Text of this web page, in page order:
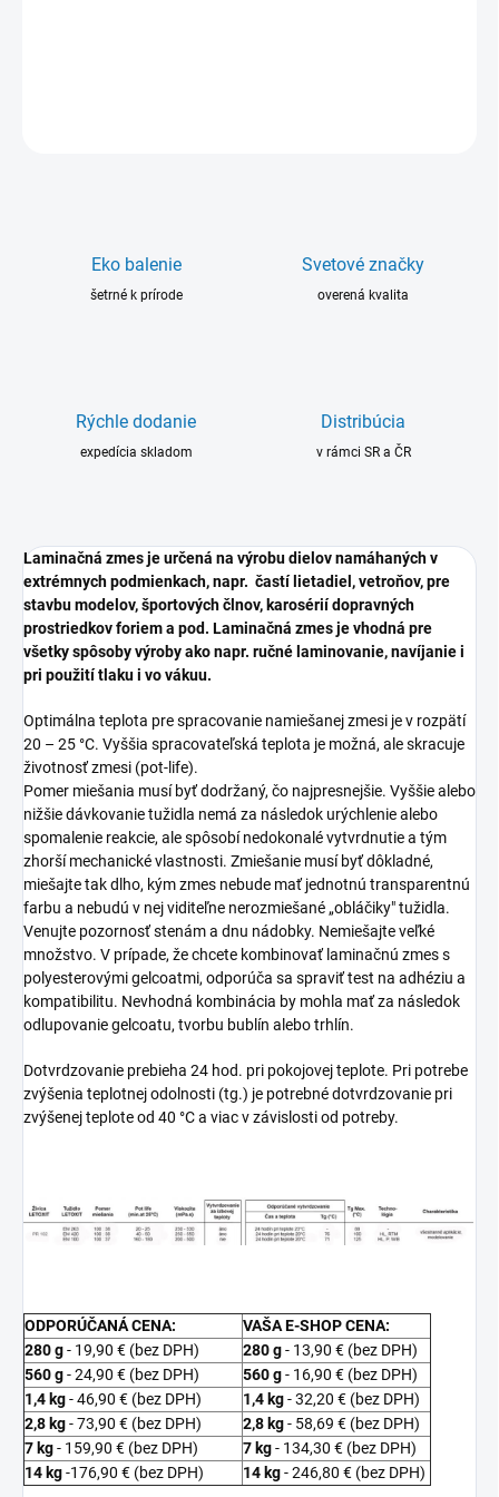
Eko balenie
šetrné k prírode
Svetové značky
overená kvalita
Rýchle dodanie
expedícia skladom
Distribúcia
v rámci SR a ČR
Laminačná zmes je určená na výrobu dielov namáhaných v
extrémnych podmienkach, napr. častí lietadiel, vetroňov, pre
stavbu modelov, športových člnov, karosérií dopravných
prostriedkov foriem a pod. Laminačná zmes je vhodná pre
všetky spôsoby výroby ako napr. ručné laminovanie, navíjanie i
pri použití tlaku i vo vákuu.
Optimálna teplota pre spracovanie namiešanej zmesi je v rozpätí
20 – 25 °C. Vyššia spracovateľská teplota je možná, ale skracuje
životnosť zmesi (pot-life).
Pomer miešania musí byť dodržaný, čo najpresnejšie. Vyššie alebo
nižšie dávkovanie tužidla nemá za následok urýchlenie alebo
spomalenie reakcie, ale spôsobí nedokonalé vytvrdnutie a tým
zhorší mechanické vlastnosti. Zmiešanie musí byť dôkladné,
miešajte tak dlho, kým zmes nebude mať jednotnú transparentnú
farbu a nebudú v nej viditeľne nerozmiešané „obláčiky" tužidla.
Venujte pozornosť stenám a dnu nádobky. Nemiešajte veľké
množstvo. V prípade, že chcete kombinovať laminačnú zmes s
polyesterovými gelcoatmi, odporúča sa spraviť test na adhéziu a
kompatibilitu. Nevhodná kombinácia by mohla mať za následok
odlupovanie gelcoatu, tvorbu bublín alebo trhlín.
Dotvrdzovanie prebieha 24 hod. pri pokojovej teplote. Pri potrebe
zvýšenia teplotnej odolnosti (tg.) je potrebné dotvrdzovanie pri
zvýšenej teplote od 40 °C a viac v závislosti od potreby.
ODPORÚČANÁ CENA:
VAŠA E-SHOP CENA:
280 g- 19,90 € (bez DPH) 280 g- 13,90 € (bez DPH)
560 g- 24,90 € (bez DPH) 560 g- 16,90 € (bez DPH)
1,4 kg- 46,90 € (bez DPH) 1,4 kg- 32,20 € (bez DPH)
2,8 kg- 73,90 € (bez DPH) 2,8 kg- 58,69 € (bez DPH)
7 kg- 159,90 € (bez DPH) 7 kg- 134,30 € (bez DPH)
14 kg-176,90 € (bez DPH) 14 kg- 246,80 € (bez DPH)